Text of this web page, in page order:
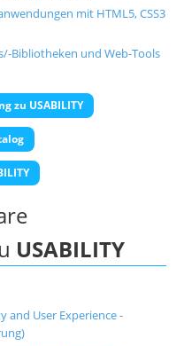
mit HTML5, CSS3
Bibliotheken und Web-Tools
zu USABILITY
USABILITY
and User Experience -